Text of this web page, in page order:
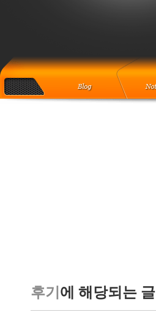
후기 에 해당되는 글